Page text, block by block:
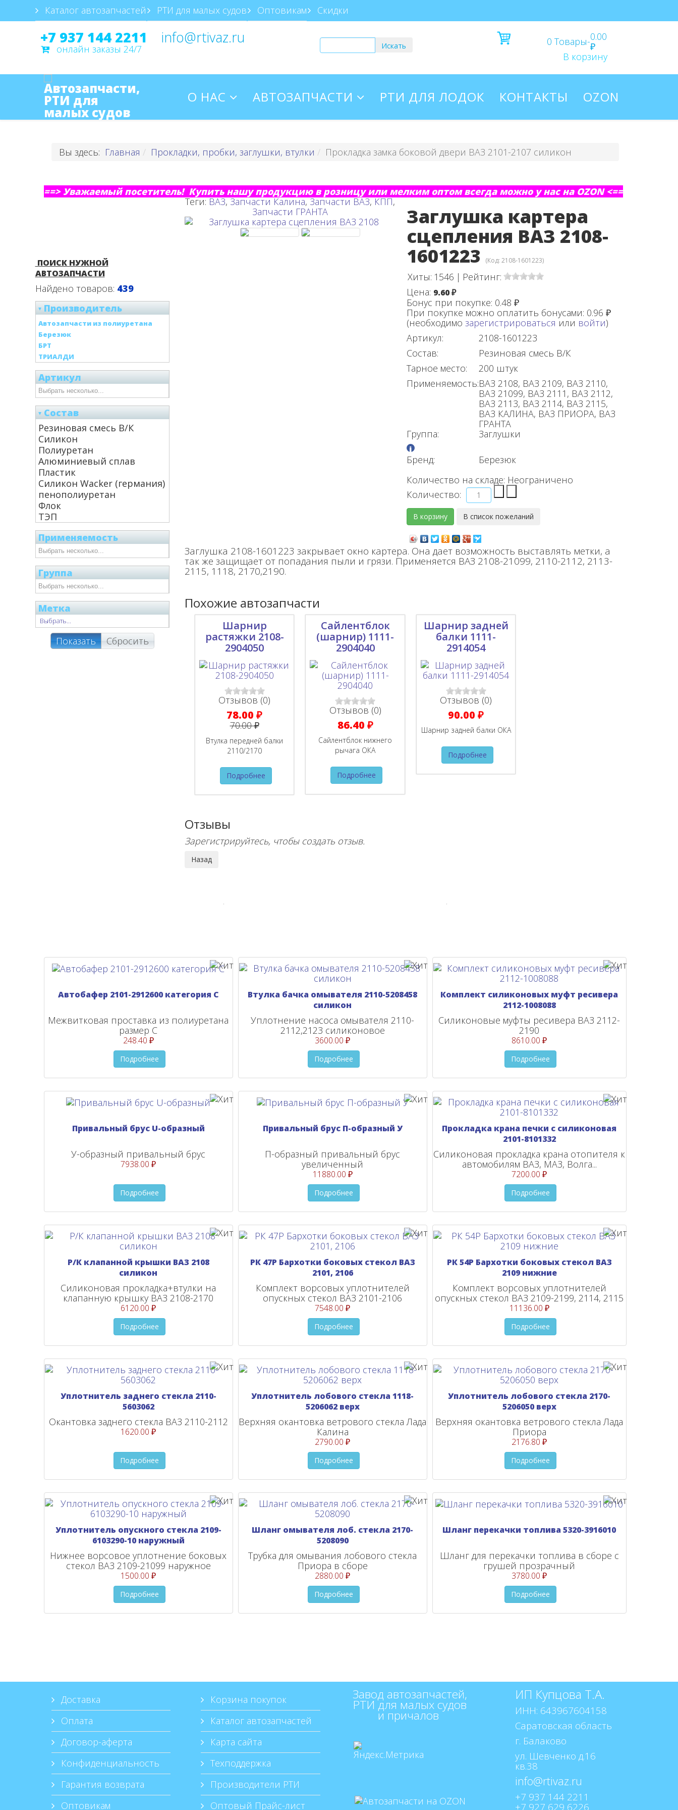
Каталог автозапчастей РТИ для малых судов Оптовикам Скидки
+7 937 144 2211 info@rtivaz.ru
онлайн заказы 24/7
0 Товары-0.00
₽
В корзину
О НАС АВТОЗАПЧАСТИ РТИ ДЛЯ ЛОДОК КОНТАКТЫ OZON
Вы здесь: Главная Прокладки, пробки, заглушки, втулки Прокладка замка боковой двери ВАЗ 2101-2107 силикон
==> Уважаемый посетитель! Купить нашу продукцию в розницу или мелким оптом всегда можно у нас на OZON <==
ПОИСК НУЖНОЙ
АВТОЗАПЧАСТИ
Найдено товаров: 439
Производитель
Автозапчасти из полиуретана
Березюк
БРТ
ТРИАЛДИ
Артикул
Состав
Резиновая смесь В/К
Силикон
Полиуретан
Алюминиевый сплав
Пластик
Силикон Wacker (германия)
пенополиуретан
Флок
ТЭП
Применяемость
Группа
Метка
Выбрать...
Показать Сбросить
Теги:ВАЗ,Запчасти Калина,Запчасти ВАЗ,КПП,
Запчасти ГРАНТА
Заглушка картера
сцепления ВАЗ 2108-
1601223 (Код:2108-1601223)
Хиты: 1546 | Рейтинг:
Цена: 9.60 ₽
Бонус при покупке: 0.48 ₽
При покупке можно оплатить бонусами: 0.96 ₽
(необходимозарегистрироваться или войти)
Артикул:
2108-1601223
Состав:
Резиновая смесь В/К
Тарное место:
200 штук
Применяемость:ВАЗ 2108, ВАЗ 2109, ВАЗ 2110,
ВАЗ 21099, ВАЗ 2111, ВАЗ 2112,
ВАЗ 2113, ВАЗ 2114, ВАЗ 2115,
ВАЗ КАЛИНА, ВАЗ ПРИОРА, ВАЗ
ГРАНТА
Группа:
Заглушки
Бренд:
Березюк
Количество на складе: Неограничено
Количество:
Заглушка 2108-1601223 закрывает окно картера. Она дает возможность выставлять метки, а
так же защищает от попадания пыли и грязи. Применяется ВАЗ 2108-21099, 2110-2112, 2113-
2115, 1118, 2170,2190.
Похожие автозапчасти
Шарнир
растяжки 2108-
2904050
Отзывов (0)
78.00 ₽
70.00 ₽
Втулка передней балки
2110/2170
Подробнее
Сайлентблок
(шарнир) 1111-
2904040
Отзывов (0)
86.40 ₽
Сайлентблок нижнего
рычага ОКА
Подробнее
Шарнир задней
балки 1111-
2914054
Отзывов (0)
90.00 ₽
Шарнир задней балки ОКА
Подробнее
Отзывы
Зарегистрируйтесь, чтобы создать отзыв.
Автобафер 2101-2912600 категория С
Межвитковая проставка из полиуретана
размер С
248.40 ₽
Подробнее
Втулка бачка омывателя 2110-5208458
силикон
Уплотнение насоса омывателя 2110-
2112,2123 силиконовое
3600.00 ₽
Подробнее
Комплект силиконовых муфт ресивера
2112-1008088
Силиконовые муфты ресивера ВАЗ 2112-
2190
8610.00 ₽
Подробнее
Привальный брус U-образный
У-образный привальный брус
7938.00 ₽
Подробнее
Привальный брус П-образный У
П-образный привальный брус
увеличенный
11880.00 ₽
Подробнее
Прокладка крана печки с силиконовая
2101-8101332
Силиконовая прокладка крана отопителя к
автомобилям ВАЗ, МАЗ, Волга...
7200.00 ₽
Подробнее
Р/К клапанной крышки ВАЗ 2108
силикон
Силиконовая прокладка+втулки на
клапанную крышку ВАЗ 2108-2170
6120.00 ₽
Подробнее
РК 47Р Бархотки боковых стекол ВАЗ
2101, 2106
Комплект ворсовых уплотнителей
опускных стекол ВАЗ 2101-2106
7548.00 ₽
Подробнее
РК 54Р Бархотки боковых стекол ВАЗ
2109 нижние
Комплект ворсовых уплотнителей
опускных стекол ВАЗ 2109-2199, 2114, 2115
11136.00 ₽
Подробнее
Уплотнитель заднего стекла 2110-
5603062
Окантовка заднего стекла ВАЗ 2110-2112
1620.00 ₽
Подробнее
Уплотнитель лобового стекла 1118-
5206062 верх
Верхняя окантовка ветрового стекла Лада
Калина
2790.00 ₽
Подробнее
Уплотнитель лобового стекла 2170-
5206050 верх
Верхняя окантовка ветрового стекла Лада
Приора
2176.80 ₽
Подробнее
Уплотнитель опускного стекла 2109-
6103290-10 наружный
Нижнее ворсовое уплотнение боковых
стекол ВАЗ 2109-21099 наружное
1500.00 ₽
Подробнее
Шланг омывателя лоб. стекла 2170-
5208090
Трубка для омывания лобового стекла
Приора в сборе
2880.00 ₽
Подробнее
Шланг перекачки топлива 5320-3916010
Шланг для перекачки топлива в сборе с
грушей прозрачный
3780.00 ₽
Подробнее
Доставка
Оплата
Договор-аферта
Конфиденциальность
Гарантия возврата
Оптовикам
Корзина покупок
Каталог автозапчастей
Карта сайта
Техподдержка
Производители РТИ
Оптовый Прайс-лист
Завод автозапчастей,
РТИ для малых судов
и причалов
ИП Купцова Т.А.
ИНН: 643967604158
Саратовская область
г. Балаково
ул. Шевченко д.16
кв.38
+7 937 144 2211
+7 927 629 6226